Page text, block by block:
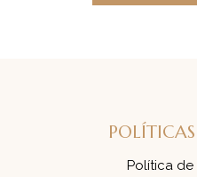
Política de